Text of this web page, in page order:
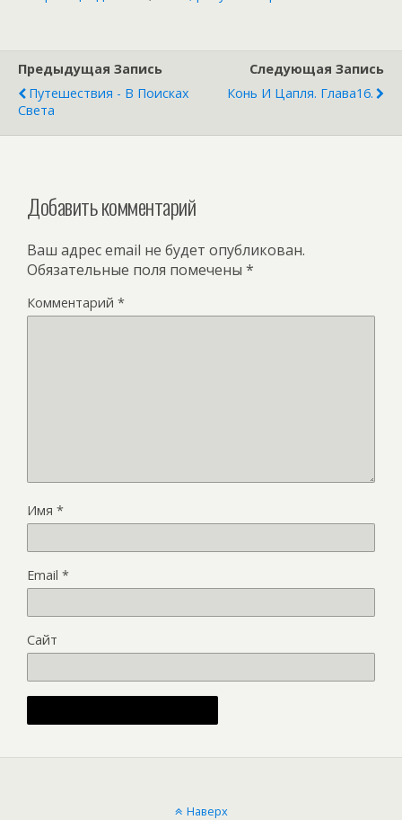
Предыдущая Запись
Путешествия - В Поисках
Света
Следующая Запись
Конь И Цапля. Глава16.
Добавить комментарий
Ваш адрес email не будет опубликован.
Обязательные поля помечены *
Комментарий *
Имя *
Email *
Сайт
Наверх